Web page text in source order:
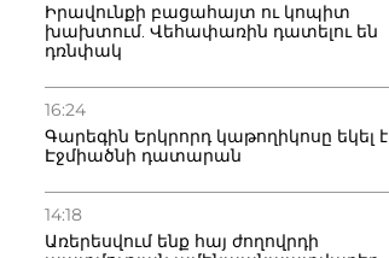
Իրավունքի բացահայտ ու կոպիտ
խախտում. Վեհափառին դատելու են
դռնփակ
16:24
Գարեգին Երկրորդ կաթողիկոսը եկել է
Էջմիածնի դատարան
14:18
Առերեսվում ենք հայ ժողովրդի